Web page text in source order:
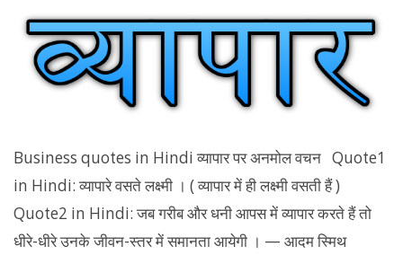
quotes
in
व्यापार
पर
वचन
Business quotes in Hindi व्यापार पर अनमोल वचन Quote1
in Hindi: व्यापारे वसते लक्ष्मी । ( व्यापार में ही लक्ष्मी वसती हैं )
Quote2 in Hindi: जब गरीब और धनी आपस में व्यापार करते हैं तो
धीरे-धीरे उनके जीवन-स्तर में समानता आयेगी । — आदम स्मिथ